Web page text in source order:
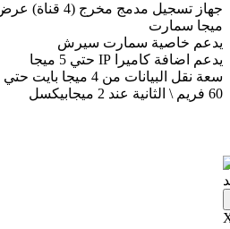
ميجا سمارت
يدعم خاصية سمارت سيرش
يدعم اضافة كاميرا IP حتي 5 ميجا
سعة نقل البيانات من 4 ميجا بايت حتي 20 ميجا بايت في IP
60 فريم \ الثانية عند 2 ميجابيكسل